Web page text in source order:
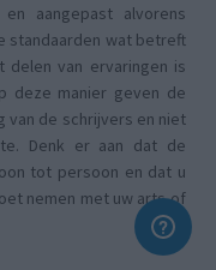
aangepast alvorens
standaarden wat betreft
delen van ervaringen is
deze manier geven de
van de schrijvers en niet
Denk er aan dat de
tot persoon en dat u
nemen met uw arts of